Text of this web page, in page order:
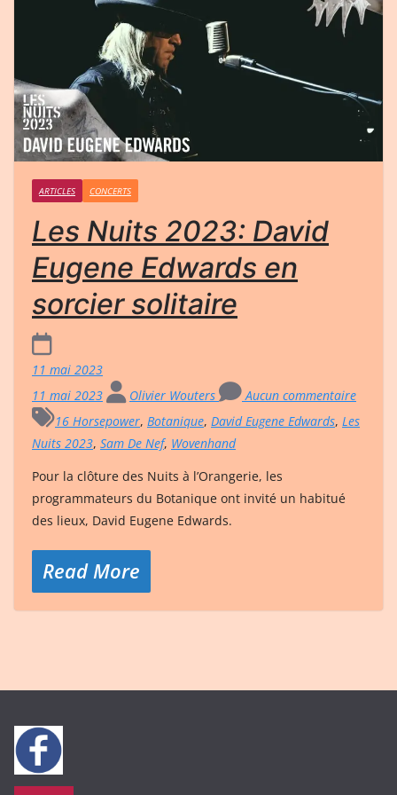
ARTICLES CONCERTS
Les Nuits 2023: David
Eugene Edwards en
sorcier solitaire
11 mai 2023
11 mai 2023
Olivier Wouters
Aucun commentaire
16 Horsepower, Botanique, David Eugene Edwards, Les
Nuits 2023, Sam De Nef, Wovenhand
Pour la clôture des Nuits à l’Orangerie, les
programmateurs du Botanique ont invité un habitué
des lieux, David Eugene Edwards.
Read More